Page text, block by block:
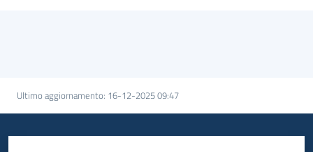
Ultimo aggiornamento: 16-12-2025 09:47